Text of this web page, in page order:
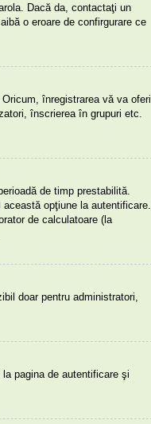
Dacă da, contactaţi un
o eroare de confirgurare ce
înregistrarea vă va oferi
înscrierea în grupuri etc.
de timp prestabilită.
opţiune la autentificare.
de calculatoare (la
doar pentru administratori,
pagina de autentificare şi